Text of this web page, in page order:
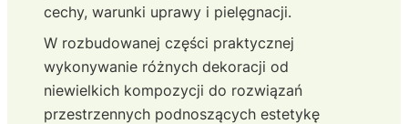
cechy, warunki uprawy i pielęgnacji.
W rozbudowanej części praktycznej
wykonywanie różnych dekoracji od
niewielkich kompozycji do rozwiązań
przestrzennych podnoszących estetykę